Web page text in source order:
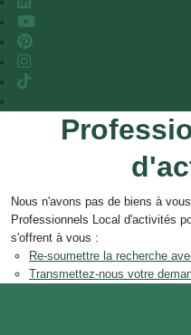
Nous n'avons pas de biens à
Professionnels Local d'activités
s'offrent à vous :
Re-soumettre la recherche
Transmettez-nous votre